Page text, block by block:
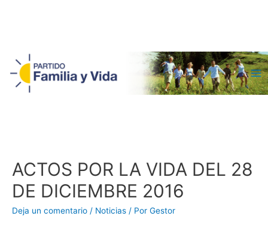
ACTOS POR LA VIDA DEL 28
DE DICIEMBRE 2016
Deja un comentario / Noticias / Por Gestor